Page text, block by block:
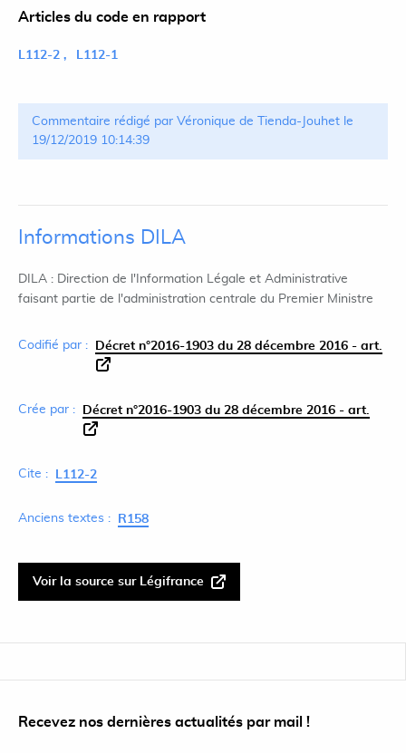
Articles du code en rapport
L112-2 L112-1
Commentaire rédigé par Véronique de Tienda-Jouhet le
19/12/2019 10:14:39
Informations DILA
DILA : Direction de l'Information Légale et Administrative
faisant partie de l'administration centrale du Premier Ministre
Codifié par : Décret n°2016-1903 du 28 décembre 2016 - art.
Crée par : Décret n°2016-1903 du 28 décembre 2016 - art.
Cite : L112-2
Anciens textes : R158
Voir la source sur Légifrance
Recevez nos dernières actualités par mail !